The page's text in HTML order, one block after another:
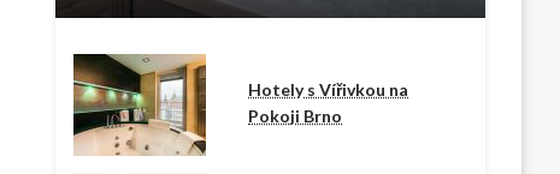
Hotely s Vířivkou na
Pokoji Brno